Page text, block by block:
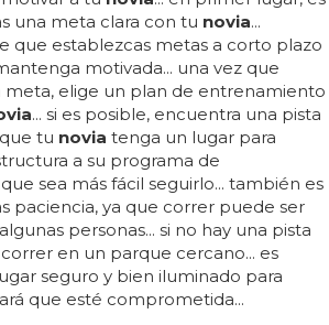
¡vivan lasnovia s! martina
a sunoviadelante de miles de
¡felicidades, martina! la extenista de
con sunoviajulia lemigova,
de 42 años... y la petición de
espectáculo que sucedió durante la
de la semifinal del torneo
tenis de estados unidos... "hemos
años y no puedo imaginar mi vida sin
supuesto, la respuesta fue sí...
por las pantallas gigantes que
a tu novia?